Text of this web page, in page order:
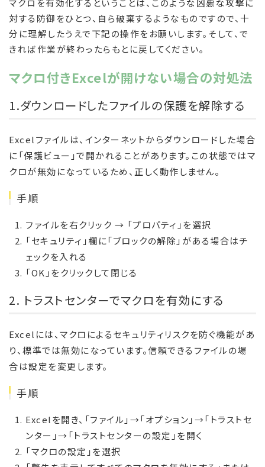
マクロを有効化するということは、このような凶悪な攻撃に
対する防御をひとつ、自ら破棄するようなものですので、十
分に理解したうえで下記の操作をお願いします。そして、で
きれば作業が終わったらもとに戻してください。
マクロ付きExcelが開けない場合の対処法
1.ダウンロードしたファイルの保護を解除する
Excelファイルは、インターネットからダウンロードした場合
に「保護ビュー」で開かれることがあります。この状態ではマ
クロが無効になっているため、正しく動作しません。
手順
ファイルを右クリック → 「プロパティ」を選択
「セキュリティ」欄に「ブロックの解除」がある場合はチ
ェックを入れる
「OK」をクリックして閉じる
2. トラストセンターでマクロを有効にする
Excelには、マクロによるセキュリティリスクを防ぐ機能があ
り、標準では無効になっています。信頼できるファイルの場
合は設定を変更します。
手順
Excelを開き、「ファイル」→「オプション」→「トラストセ
ンター」→「トラストセンターの設定」を開く
「マクロの設定」を選択